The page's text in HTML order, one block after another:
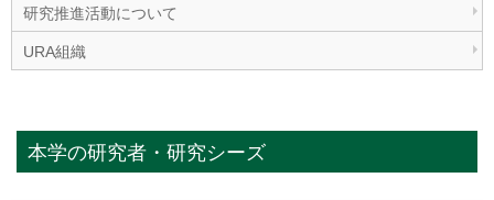
研究推進活動について
URA組織
本学の研究者・研究シーズ